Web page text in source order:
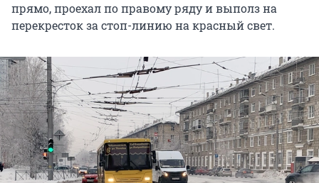
прямо, проехал по правому ряду и выполз на
перекресток за стоп-линию на красный свет.